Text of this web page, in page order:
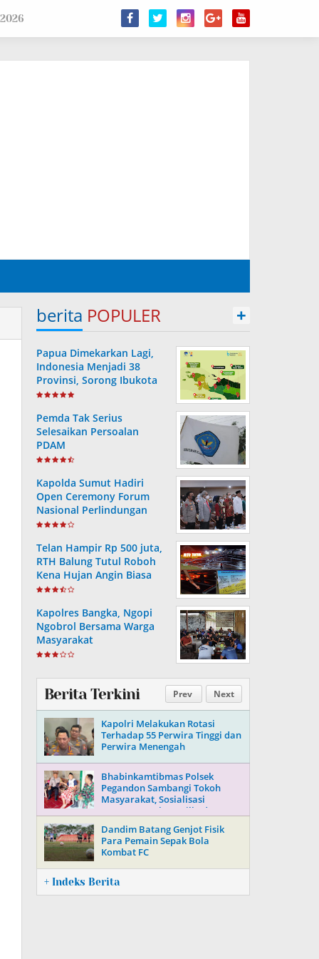
berita POPULER +
Papua Dimekarkan Lagi,
Indonesia Menjadi 38
Provinsi, Sorong Ibukota
Provinsi ke 38
Pemda Tak Serius
Selesaikan Persoalan
PDAM
Kapolda Sumut Hadiri
Open Ceremony Forum
Nasional Perlindungan
Anak ke-V Tahun 2022
Telan Hampir Rp 500 juta,
RTH Balung Tutul Roboh
Kena Hujan Angin Biasa
Kapolres Bangka, Ngopi
Ngobrol Bersama Warga
Masyarakat
Prev Next
Berita Terkini
Kapolri Melakukan Rotasi
Terhadap 55 Perwira Tinggi dan
Perwira Menengah
Bhabinkamtibmas Polsek
Pegandon Sambangi Tokoh
Masyarakat, Sosialisasi
Keamanan Jelang Pilkada 2024
Dandim Batang Genjot Fisik
Para Pemain Sepak Bola
Kombat FC
+ Indeks Berita